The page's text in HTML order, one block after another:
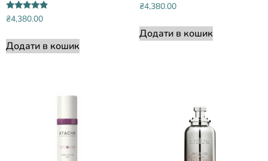
Оцінено в
4.67
₴4,380.00
Додати в кошик
₴4,380.00
Додати в кошик